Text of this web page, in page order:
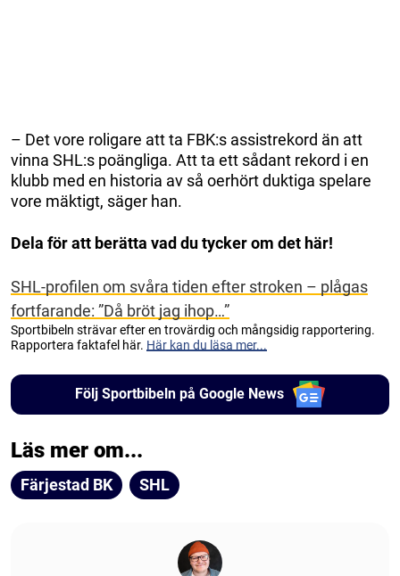
– Det vore roligare att ta FBK:s assistrekord än att
vinna SHL:s poängliga. Att ta ett sådant rekord i en
klubb med en historia av så oerhört duktiga spelare
vore mäktigt, säger han.
Dela för att berätta vad du tycker om det här!
SHL-profilen om svåra tiden efter stroken – plågas
fortfarande: ”Då bröt jag ihop…”
Sportbibeln strävar efter en trovärdig och mångsidig rapportering.
Rapportera faktafel här. Här kan du läsa mer...
Följ Sportbibeln på Google News
Läs mer om...
Färjestad BK SHL